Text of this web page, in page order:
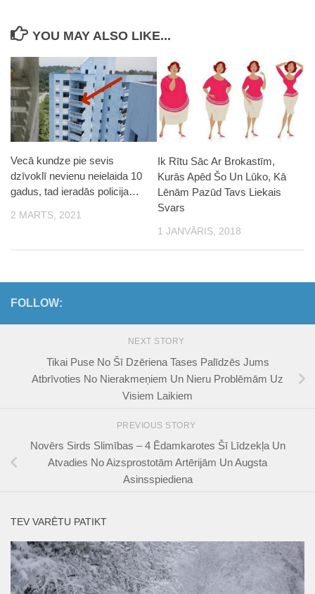
YOU MAY ALSO LIKE...
Vecā kundze pie sevis
dzīvoklī nevienu neielaida 10
gadus, tad ieradās policija…
2 MARTS, 2021
Ik Rītu Sāc Ar Brokastīm,
Kurās Apēd Šo Un Lūko, Kā
Lēnām Pazūd Tavs Liekais
Svars
1 JANVĀRIS, 2018
FOLLOW:
NEXT STORY
Tikai Puse No Šī Dzēriena Tases Palīdzēs Jums
Atbrīvoties No Nierakmeņiem Un Nieru Problēmām Uz
Visiem Laikiem
PREVIOUS STORY
Novērs Sirds Slimības – 4 Ēdamkarotes Šī Līdzekļa Un
Atvadies No Aizsprostotām Artērijām Un Augsta
Asinsspiediena
TEV VARĒTU PATIKT